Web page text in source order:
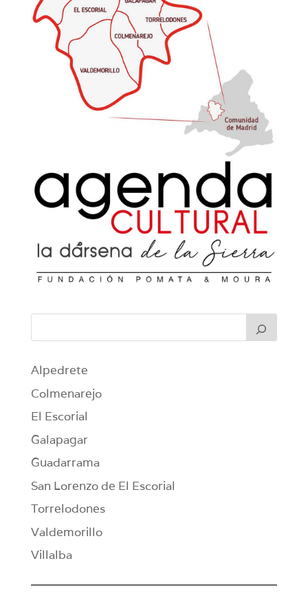
Alpedrete
Colmenarejo
El Escorial
Galapagar
Guadarrama
San Lorenzo de El Escorial
Torrelodones
Valdemorillo
Villalba